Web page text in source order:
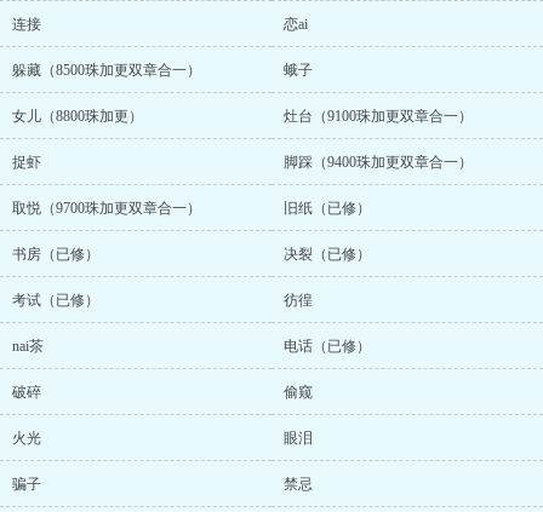
连接 恋ai
躲藏（8500珠加更双章合一） 蛾子
女儿（8800珠加更） 灶台（9100珠加更双章合一）
捉虾 脚踩（9400珠加更双章合一）
取悦（9700珠加更双章合一） 旧纸（已修）
书房（已修） 决裂（已修）
考试（已修） 彷徨
nai茶 电话（已修）
破碎 偷窥
火光 眼泪
骗子 禁忌